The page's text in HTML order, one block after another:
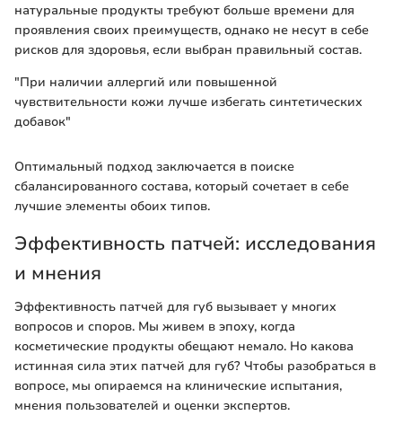
натуральные продукты требуют больше времени для
проявления своих преимуществ, однако не несут в себе
рисков для здоровья, если выбран правильный состав.
"При наличии аллергий или повышенной
чувствительности кожи лучше избегать синтетических
добавок"
Оптимальный подход заключается в поиске
сбалансированного состава, который сочетает в себе
лучшие элементы обоих типов.
Эффективность патчей: исследования
и мнения
Эффективность патчей для губ вызывает у многих
вопросов и споров. Мы живем в эпоху, когда
косметические продукты обещают немало. Но какова
истинная сила этих патчей для губ? Чтобы разобраться в
вопросе, мы опираемся на клинические испытания,
мнения пользователей и оценки экспертов.